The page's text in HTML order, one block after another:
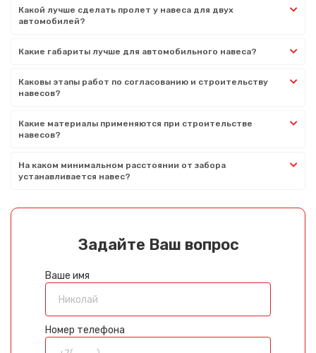
Какой лучше сделать пролет у навеса для двух
автомобилей?
Какие габариты лучше для автомобильного навеса?
Каковы этапы работ по согласованию и строительству
навесов?
Какие материалы применяются при строительстве
навесов?
На каком минимальном расстоянии от забора
устанавливается навес?
Задайте Ваш вопрос
Ваше имя
Номер телефона